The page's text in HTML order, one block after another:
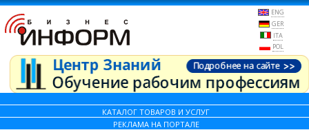
ENG
GER
ITA
POL
КАТАЛОГ ТОВАРОВ И УСЛУГ
РЕКЛАМА НА ПОРТАЛЕ